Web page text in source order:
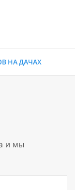
НА ДАЧАХ
и мы